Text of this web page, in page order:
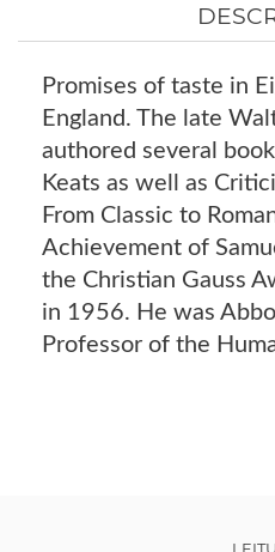
Promises of taste in
England. The late
authored several
Keats as well as
From Classic to
Achievement of
the Christian Gauss
in 1956. He was
Professor of the